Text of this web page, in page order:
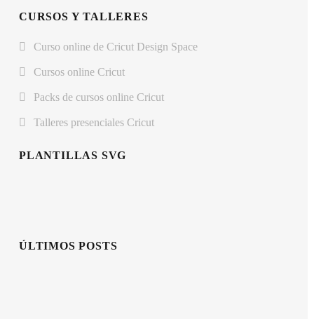
CURSOS Y TALLERES
Curso online de Cricut Design Space
Cursos online Cricut
Packs de cursos online Cricut
Talleres presenciales Cricut
PLANTILLAS SVG
ÚLTIMOS POSTS